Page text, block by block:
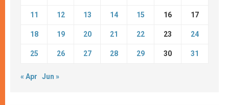
11 12 13 14 15 16 17
18 19 20 21 22 23 24
25 26 27 28 29 30 31
« Apr Jun »